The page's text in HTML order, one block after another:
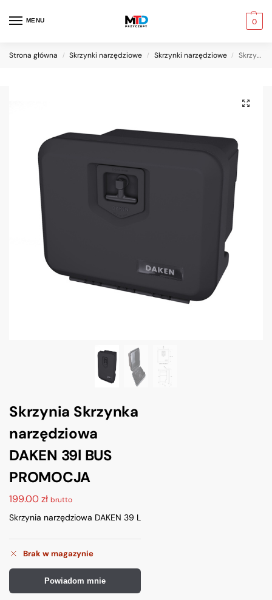
MENU 0
Strona główna / Skrzynki narzędziowe / Skrzynki narzędziowe / Skrzynia Skrzynka narzędziowa DAKEN 39l BUS PROMOCJA
Skrzynia Skrzynka
narzędziowa
DAKEN 39l BUS
PROMOCJA
199.00zł brutto
Skrzynia narzędziowa DAKEN 39 L
Brak w magazynie
Powiadom mnie